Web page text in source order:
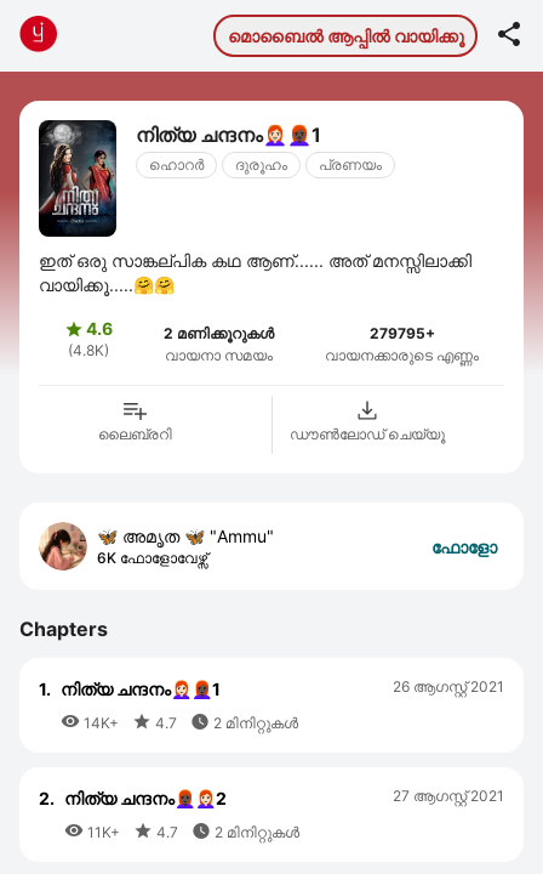
മൊബൈല്‍ ആപ്പില്‍ വായിക്കൂ 
നിത്യ ചന്ദനം👩🏻‍🦰👩🏿‍🦰1
ഹൊറര്‍ ദുരൂഹം പ്രണയം
ഇത് ഒരു സാങ്കല്പിക കഥ ആണ്...... അത് മനസ്സിലാക്കി
വായിക്കൂ.....🤗🤗
4.6
(4.8K)
2 മണിക്കൂറുകൾ
വായനാ സമയം
279795+
വായനക്കാരുടെ എണ്ണം
ലൈബ്രറി ഡൗണ്‍ലോഡ് ചെയ്യൂ
🦋 അമൃത 🦋 "Ammu"
6K ഫോളോവേഴ്സ്
ഫോളോ
Chapters
1. നിത്യ ചന്ദനം👩🏻‍🦰👩🏿‍🦰1
 14K+  4.7  2 മിനിറ്റുകൾ
26 ആഗസ്റ്റ്‌ 2021
2. നിത്യ ചന്ദനം👩🏿‍🦰👩🏻‍🦰2
 11K+  4.7  2 മിനിറ്റുകൾ
27 ആഗസ്റ്റ്‌ 2021